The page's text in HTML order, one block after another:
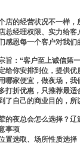
店的经营状况不一样
总经理权限、实力给
感恩每一个客户对我
旨：“客户至上诚信第
给你安排到位，提供
哪家便宜，做夜场，
打折优惠，只推荐最
了自己的商业目的，
的夜总会怎么选择？辽
事项
置选取、场所性质选